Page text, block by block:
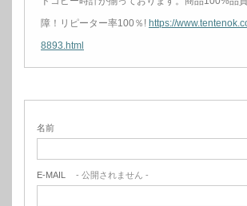
障！リピーター率100％! https://
8893.html
名前
E-MAIL - 公開されません -